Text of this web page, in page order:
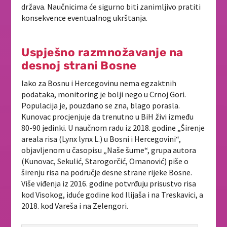
država. Naučnicima će sigurno biti zanimljivo pratiti
konsekvence eventualnog ukrštanja.
Uspješno razmnožavanje na
desnoj strani Bosne
Iako za Bosnu i Hercegovinu nema egzaktnih
podataka, monitoring je bolji nego u Crnoj Gori.
Populacija je, pouzdano se zna, blago porasla.
Kunovac procjenjuje da trenutno u BiH živi između
80-90 jedinki. U naučnom radu iz 2018. godine „Širenje
areala risa (Lynx lynx L.) u Bosni i Hercegovini“,
objavljenom u časopisu „Naše šume“, grupa autora
(Kunovac, Sekulić, Starogorčić, Omanović) piše o
širenju risa na područje desne strane rijeke Bosne.
Više viđenja iz 2016. godine potvrđuju prisustvo risa
kod Visokog, iduće godine kod Ilijaša i na Treskavici, a
2018. kod Vareša i na Zelengori.